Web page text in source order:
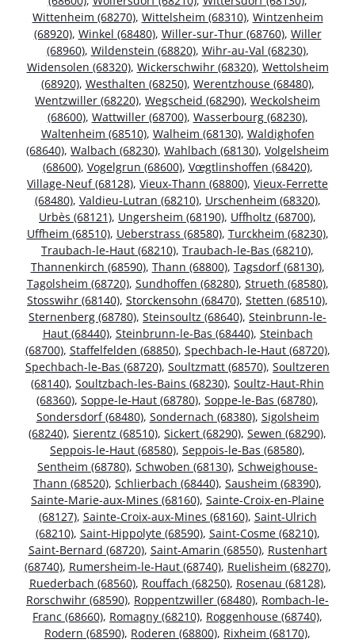
Wittenheim (68270), Wittelsheim (68310), Wintzenheim
(68920), Winkel (68480), Willer-sur-Thur (68760), Willer
(68960), Wildenstein (68820), Wihr-au-Val (68230),
Widensolen (68320), Wickerschwihr (68320), Wettolsheim
(68920), Westhalten (68250), Werentzhouse (68480),
Wentzwiller (68220), Wegscheid (68290), Weckolsheim
(68600), Wattwiller (68700), Wasserbourg (68230),
Waltenheim (68510), Walheim (68130), Waldighofen
(68640), Walbach (68230), Wahlbach (68130), Volgelsheim
(68600), Vogelgrun (68600), Vœgtlinshoffen (68420),
Village-Neuf (68128), Vieux-Thann (68800), Vieux-Ferrette
(68480), Valdieu-Lutran (68210), Urschenheim (68320),
Urbès (68121), Ungersheim (68190), Uffholtz (68700),
Uffheim (68510), Ueberstrass (68580), Turckheim (68230),
Traubach-le-Haut (68210), Traubach-le-Bas (68210),
Thannenkirch (68590), Thann (68800), Tagsdorf (68130),
Tagolsheim (68720), Sundhoffen (68280), Strueth (68580),
Stosswihr (68140), Storckensohn (68470), Stetten (68510),
Sternenberg (68780), Steinsoultz (68640), Steinbrunn-le-
Haut (68440), Steinbrunn-le-Bas (68440), Steinbach
(68700), Staffelfelden (68850), Spechbach-le-Haut (68720),
Spechbach-le-Bas (68720), Soultzmatt (68570), Soultzeren
(68140), Soultzbach-les-Bains (68230), Soultz-Haut-Rhin
(68360), Soppe-le-Haut (68780), Soppe-le-Bas (68780),
Sondersdorf (68480), Sondernach (68380), Sigolsheim
(68240), Sierentz (68510), Sickert (68290), Sewen (68290),
Seppois-le-Haut (68580), Seppois-le-Bas (68580),
Sentheim (68780), Schwoben (68130), Schweighouse-
Thann (68520), Schlierbach (68440), Sausheim (68390),
Sainte-Marie-aux-Mines (68160), Sainte-Croix-en-Plaine
(68127), Sainte-Croix-aux-Mines (68160), Saint-Ulrich
(68210), Saint-Hippolyte (68590), Saint-Cosme (68210),
Saint-Bernard (68720), Saint-Amarin (68550), Rustenhart
(68740), Rumersheim-le-Haut (68740), Ruelisheim (68270),
Ruederbach (68560), Rouffach (68250), Rosenau (68128),
Rorschwihr (68590), Roppentzwiller (68480), Rombach-le-
Franc (68660), Romagny (68210), Roggenhouse (68740),
Rodern (68590), Roderen (68800), Rixheim (68170),